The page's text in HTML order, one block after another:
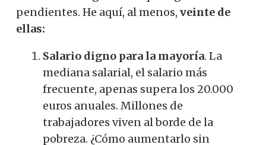
pendientes. He aquí, al menos, veinte de
ellas:
Salario digno para la mayoría. La
mediana salarial, el salario más
frecuente, apenas supera los 20.000
euros anuales. Millones de
trabajadores viven al borde de la
pobreza. ¿Cómo aumentarlo sin